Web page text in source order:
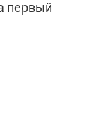
первый